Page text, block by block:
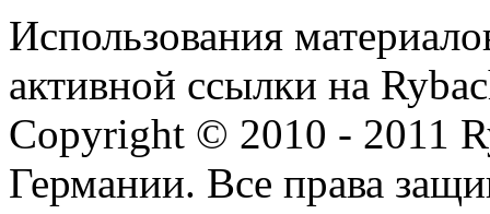
Использования
активной ссылки на
Copyright © 2010 - 2011
Германии. Все права